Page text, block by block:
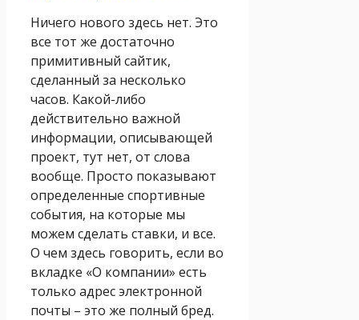
Ничего нового здесь нет. Это
все тот же достаточно
примитивный сайтик,
сделанный за несколько
часов. Какой-либо
действительно важной
информации, описывающей
проект, тут нет, от слова
вообще. Просто показывают
определенные спортивные
события, на которые мы
можем сделать ставки, и все.
О чем здесь говорить, если во
вкладке «О компании» есть
только адрес электронной
почты – это же полный бред.